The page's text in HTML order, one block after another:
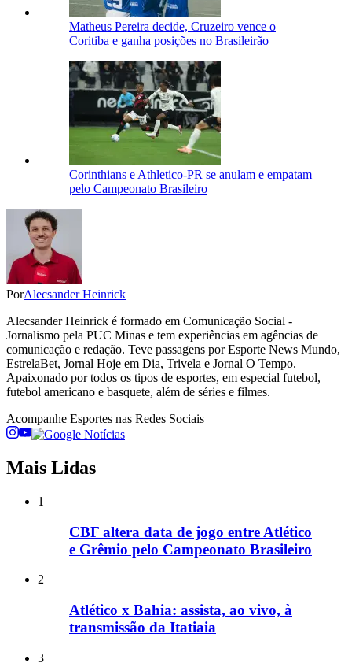
Matheus Pereira decide, Cruzeiro vence o
Coritiba e ganha posições no Brasileirão
Corinthians e Athletico-PR se anulam e empatam
pelo Campeonato Brasileiro
PorAlecsander Heinrick
Alecsander Heinrick é formado em Comunicação Social -
Jornalismo pela PUC Minas e tem experiências em agências de
comunicação e redação. Teve passagens por Esporte News Mundo,
EstrelaBet, Jornal Hoje em Dia, Trivela e Jornal O Tempo.
Apaixonado por todos os tipos de esportes, em especial futebol,
futebol americano e basquete, além de séries e filmes.
Acompanhe Esportes nas Redes Sociais
Mais Lidas
1
CBF altera data de jogo entre Atlético
e Grêmio pelo Campeonato Brasileiro
2
Atlético x Bahia: assista, ao vivo, à
transmissão da Itatiaia
3